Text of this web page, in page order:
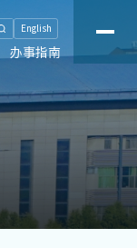
English
办事指南